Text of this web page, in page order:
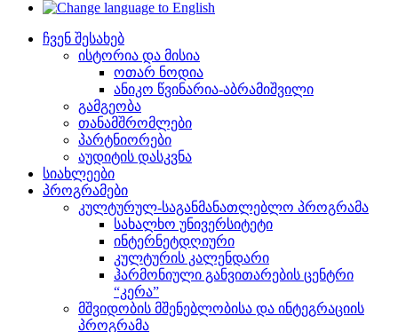
ჩვენ შესახებ
ისტორია და მისია
ოთარ ნოდია
ანიკო წვინარია-აბრამიშვილი
გამგეობა
თანამშრომლები
პარტნიორები
აუდიტის დასკვნა
სიახლეები
პროგრამები
კულტურულ-საგანმანათლებლო პროგრამა
სახალხო უნივერსიტეტი
ინტერნეტდღიური
კულტურის კალენდარი
ჰარმონიული განვითარების ცენტრი
“კერა”
მშვიდობის მშენებლობისა და ინტეგრაციის
პროგრამა